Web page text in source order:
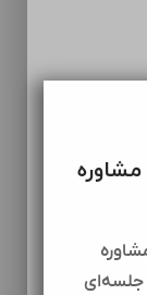
جلسه‌ای